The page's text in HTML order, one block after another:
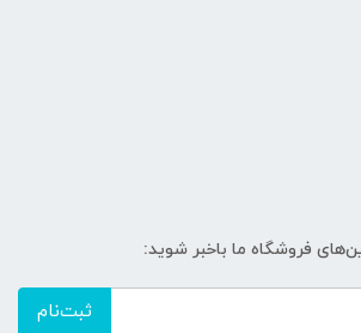
فروشگاه ما باخبر شوید:
ثبت‌نام